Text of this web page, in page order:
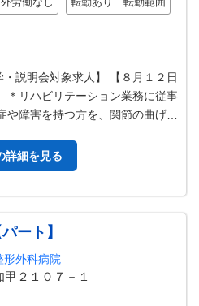
・説明会対象求人】 【８月１２日
＊リハビリテーション業務に従事
や障害を持つ方を、関節の曲げ伸
詳細を見る
ート】
形外科病院
２１０７－１